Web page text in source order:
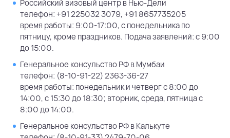
Российский визовый центр в Нью-Дели
телефон: +91 225032 3079, +91 8657735205
время работы: 9:00-17:00, с понедельника по
пятницу, кроме праздников. Подача заявлений: с 9:00
до 15:00.
Генеральное консульство РФ в Мумбаи
телефон: (8-10-91-22) 2363-36-27
время работы: понедельник и четверг с 8:00 до
14:00, с 15:30 до 18:30; вторник, среда, пятница с
8:00 до 14:00.
Генеральное консульство РФ в Калькуте